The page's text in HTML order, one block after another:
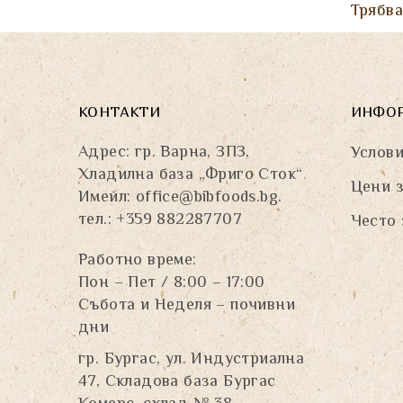
КОНТАКТИ
Адрес: гр. Варна, ЗПЗ,
Хладилна база „Фриго Сток“
Имейл:office@bibfoods.bg.
тел.: +359 882287707
Работно време:
Пон – Пет / 8:00 – 17:00
Събота и Неделя – почивни
дни
гр. Бургас, ул. Индустриална
47, Складова база Бургас
Цени
Често